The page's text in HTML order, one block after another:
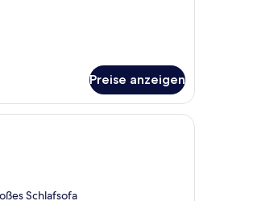
Preise anzeigen
und einem Wandbild.
Ein Hotelzimmer mit Bett, Sofa, Couchtisch,
Schlafsofa